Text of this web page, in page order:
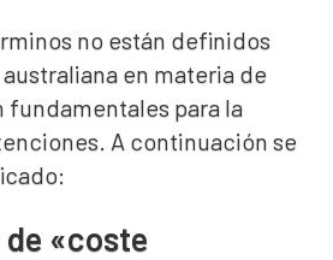
no están definidos
en materia de
fundamentales para la
A continuación se
«coste